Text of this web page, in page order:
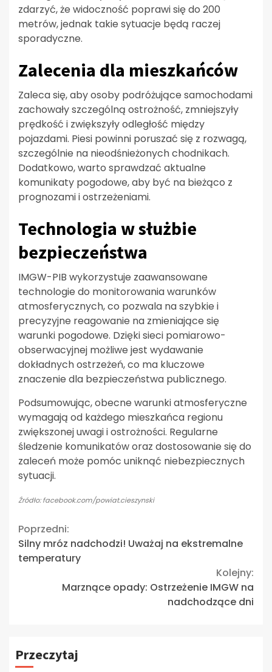
zdarzyć, że widoczność poprawi się do 200
metrów, jednak takie sytuacje będą raczej
sporadyczne.
Zalecenia dla mieszkańców
Zaleca się, aby osoby podróżujące samochodami
zachowały szczególną ostrożność, zmniejszyły
prędkość i zwiększyły odległość między
pojazdami. Piesi powinni poruszać się z rozwagą,
szczególnie na nieodśnieżonych chodnikach.
Dodatkowo, warto sprawdzać aktualne
komunikaty pogodowe, aby być na bieżąco z
prognozami i ostrzeżeniami.
Technologia w służbie
bezpieczeństwa
IMGW-PIB wykorzystuje zaawansowane
technologie do monitorowania warunków
atmosferycznych, co pozwala na szybkie i
precyzyjne reagowanie na zmieniające się
warunki pogodowe. Dzięki sieci pomiarowo-
obserwacyjnej możliwe jest wydawanie
dokładnych ostrzeżeń, co ma kluczowe
znaczenie dla bezpieczeństwa publicznego.
Podsumowując, obecne warunki atmosferyczne
wymagają od każdego mieszkańca regionu
zwiększonej uwagi i ostrożności. Regularne
śledzenie komunikatów oraz dostosowanie się do
zaleceń może pomóc uniknąć niebezpiecznych
sytuacji.
Źródło: facebook.com/powiat.cieszynski
Continue
Reading
Poprzedni:
Silny mróz nadchodzi! Uważaj na ekstremalne
temperatury
Kolejny:
Marznące opady: Ostrzeżenie IMGW na
nadchodzące dni
Przeczytaj